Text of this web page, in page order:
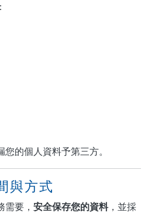
的個人資料予第三方。
與方式
要， 安全保存您的資料，並採